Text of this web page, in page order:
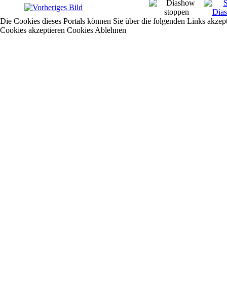
Die Cookies dieses Portals können Sie über die folgenden Links
Cookies akzeptieren Cookies Ablehnen